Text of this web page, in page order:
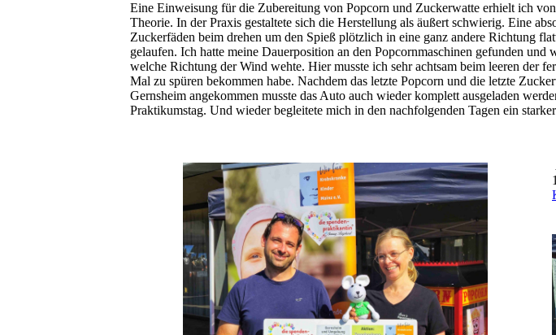
Eine Einweisung für die Zubereitung von Popcorn und Zuckerwatte erhielt ich
Theorie. In der Praxis gestaltete sich die Herstellung als äußert schwierig. Eine
Zuckerfäden beim drehen um den Spieß plötzlich in eine ganz andere Richtung
gelaufen. Ich hatte meine Dauerposition an den Popcornmaschinen gefunden
welche Richtung der Wind wehte. Hier musste ich sehr achtsam beim leeren der
Mal zu spüren bekommen habe. Nachdem das letzte Popcorn und die letzte
Gernsheim angekommen musste das Auto auch wieder komplett ausgeladen
Praktikumstag. Und wieder begleitete mich in den nachfolgenden Tagen ein